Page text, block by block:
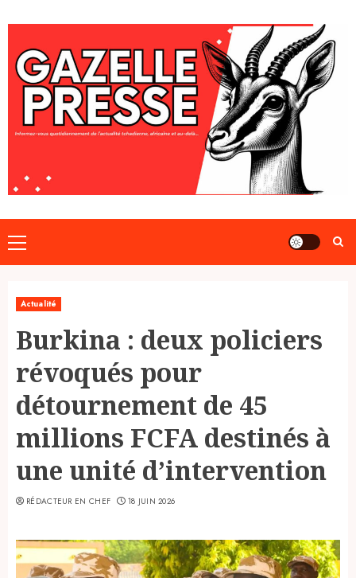
to
content
Primary
Menu
Actualité
Burkina : deux policiers
révoqués pour
détournement de 45
millions FCFA destinés à
une unité d’intervention
RÉDACTEUR EN CHEF 18 JUIN 2026